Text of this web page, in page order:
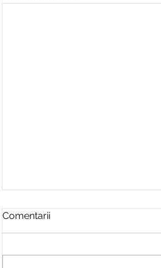
Nulitatea unei societăți nu
sancționează modul ulterior
de desfășurare a activității
Comentarii